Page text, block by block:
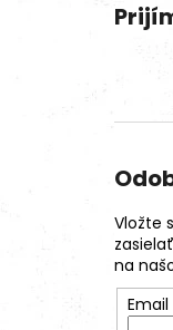
Vložte
na
Email